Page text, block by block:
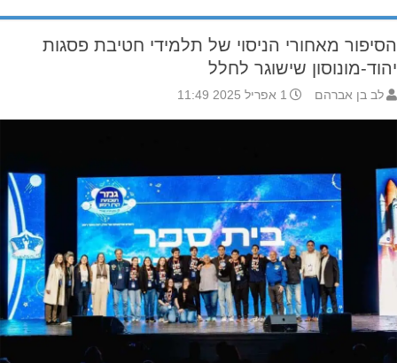
הסיפור מאחורי הניסוי של תלמידי חטיבת פסגות
יהוד-מונוסון שישוגר לחלל
לב בן אברהם 1 אפריל 2025 11:49